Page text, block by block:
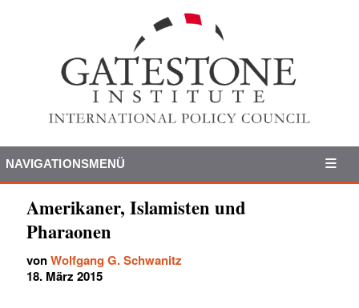
NAVIGATIONSMENÜ
Amerikaner, Islamisten und
Pharaonen
vonWolfgang G. Schwanitz
18. März 2015